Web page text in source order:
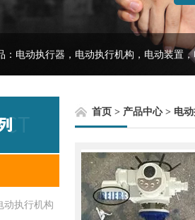
：电动执行器，电动执行机构，电动装置
动执行机构
首页> 产品中心> 电